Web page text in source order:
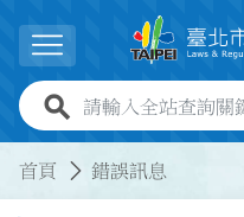
展開選單
全站查詢關鍵字欄位
首頁 錯誤訊息